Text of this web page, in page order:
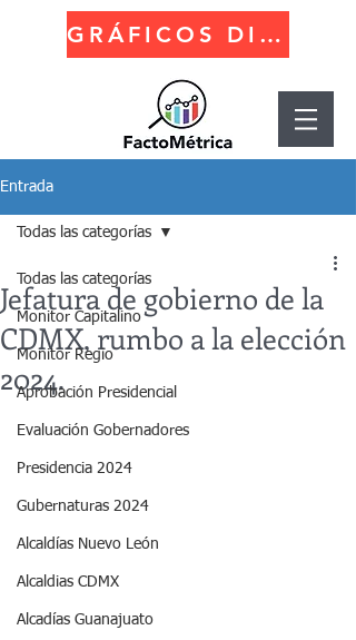
GRÁFICOS DINÁMICOS
Entrada
Todas las categorías
Monitor Capitalino
Monitor Regio
Aprobación Presidencial
Evaluación Gobernadores
Presidencia 2024
Gubernaturas 2024
Alcaldías Nuevo León
Alcaldias CDMX
Alcadías Guanajuato
Todas las categorías
Jefatura de gobierno de la
CDMX, rumbo a la elección
2024.